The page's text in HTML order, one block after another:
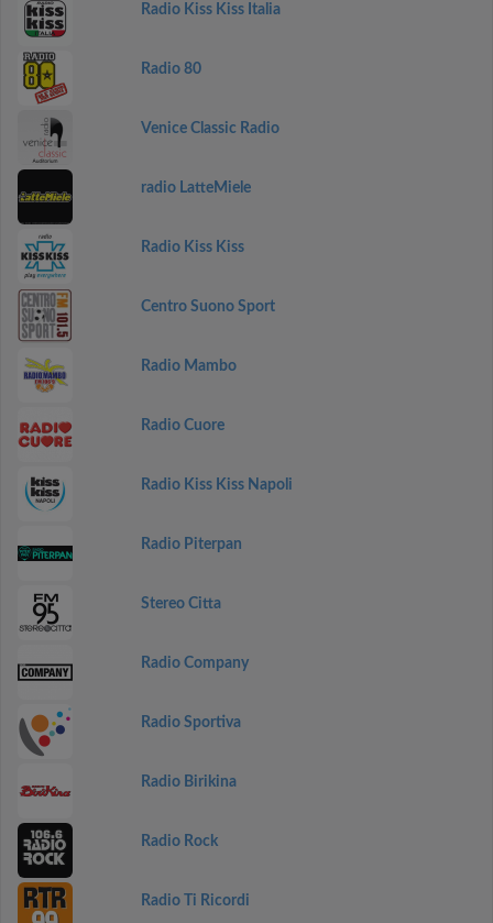
Radio Kiss Kiss Italia
Radio 80
Venice Classic Radio
radio LatteMiele
Radio Kiss Kiss
Centro Suono Sport
Radio Mambo
Radio Cuore
Radio Kiss Kiss Napoli
Radio Piterpan
Stereo Citta
Radio Company
Radio Sportiva
Radio Birikina
Radio Rock
Radio Ti Ricordi